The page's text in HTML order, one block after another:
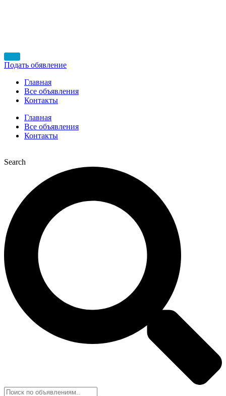
Подать обявление
Главная
Все объявления
Контакты
Главная
Все объявления
Контакты
Search